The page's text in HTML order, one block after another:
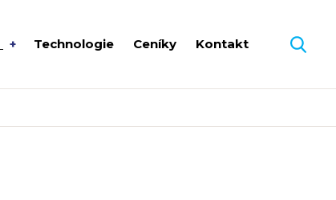
Technologie Ceníky Kontakt